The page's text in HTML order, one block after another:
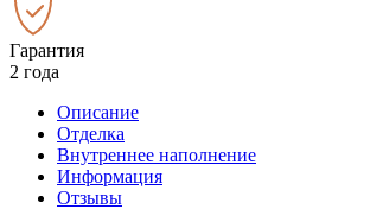
Гарантия
2 года
Описание
Отделка
Внутреннее наполнение
Информация
Отзывы